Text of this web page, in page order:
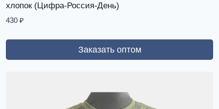
хлопок (Цифра-Россия-День)
430 ₽
Заказать оптом